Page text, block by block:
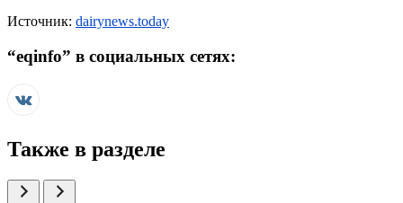
Источник: dairynews.today
“eqinfo” в социальных сетях:
Также в разделе